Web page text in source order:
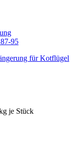
für Kotflügel
je Stück